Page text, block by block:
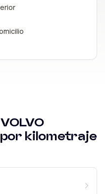
VOLVO
kilometraje